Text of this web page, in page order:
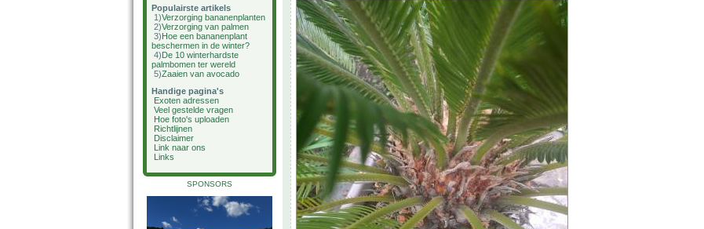
Populairste artikels
1)Verzorging bananenplanten
2)Verzorging van palmen
3)Hoe een bananenplant
beschermen in de winter?
4)De 10 winterhardste
palmbomen ter wereld
5)Zaaien van avocado
Handige pagina's
Exoten adressen
Veel gestelde vragen
Hoe foto's uploaden
Richtlijnen
Disclaimer
Link naar ons
Links
SPONSORS